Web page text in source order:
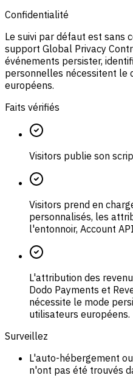
Confidentialité
Le suivi par défaut est sans
support Global Privacy
événements persister,
personnelles nécessitent le
européens.
Faits vérifiés
Visitors publie son
Visitors prend en
personnalisés, les
l'entonnoir, Account
L'attribution des
Dodo Payments et
nécessite le mode
utilisateurs européens.
Surveillez
L'auto-hébergement
n'ont pas été trouvés